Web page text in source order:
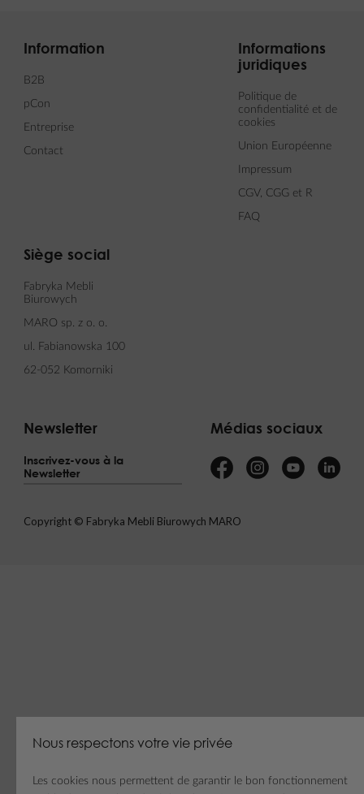
Information
B2B
pCon
Entreprise
Contact
Informations
juridiques
Politique de
confidentialité et de
cookies
Union Européenne
Impressum
CGV, CGG et R
FAQ
Siège social
Fabryka Mebli
Biurowych
MARO sp. z o. o.
ul. Fabianowska 100
62-052 Komorniki
Newsletter
Inscrivez-vous à la
Newsletter
Médias sociaux
Copyright © Fabryka Mebli Biurowych MARO
Nous respectons votre vie privée
Les cookies nous permettent de garantir le bon fonctionnement